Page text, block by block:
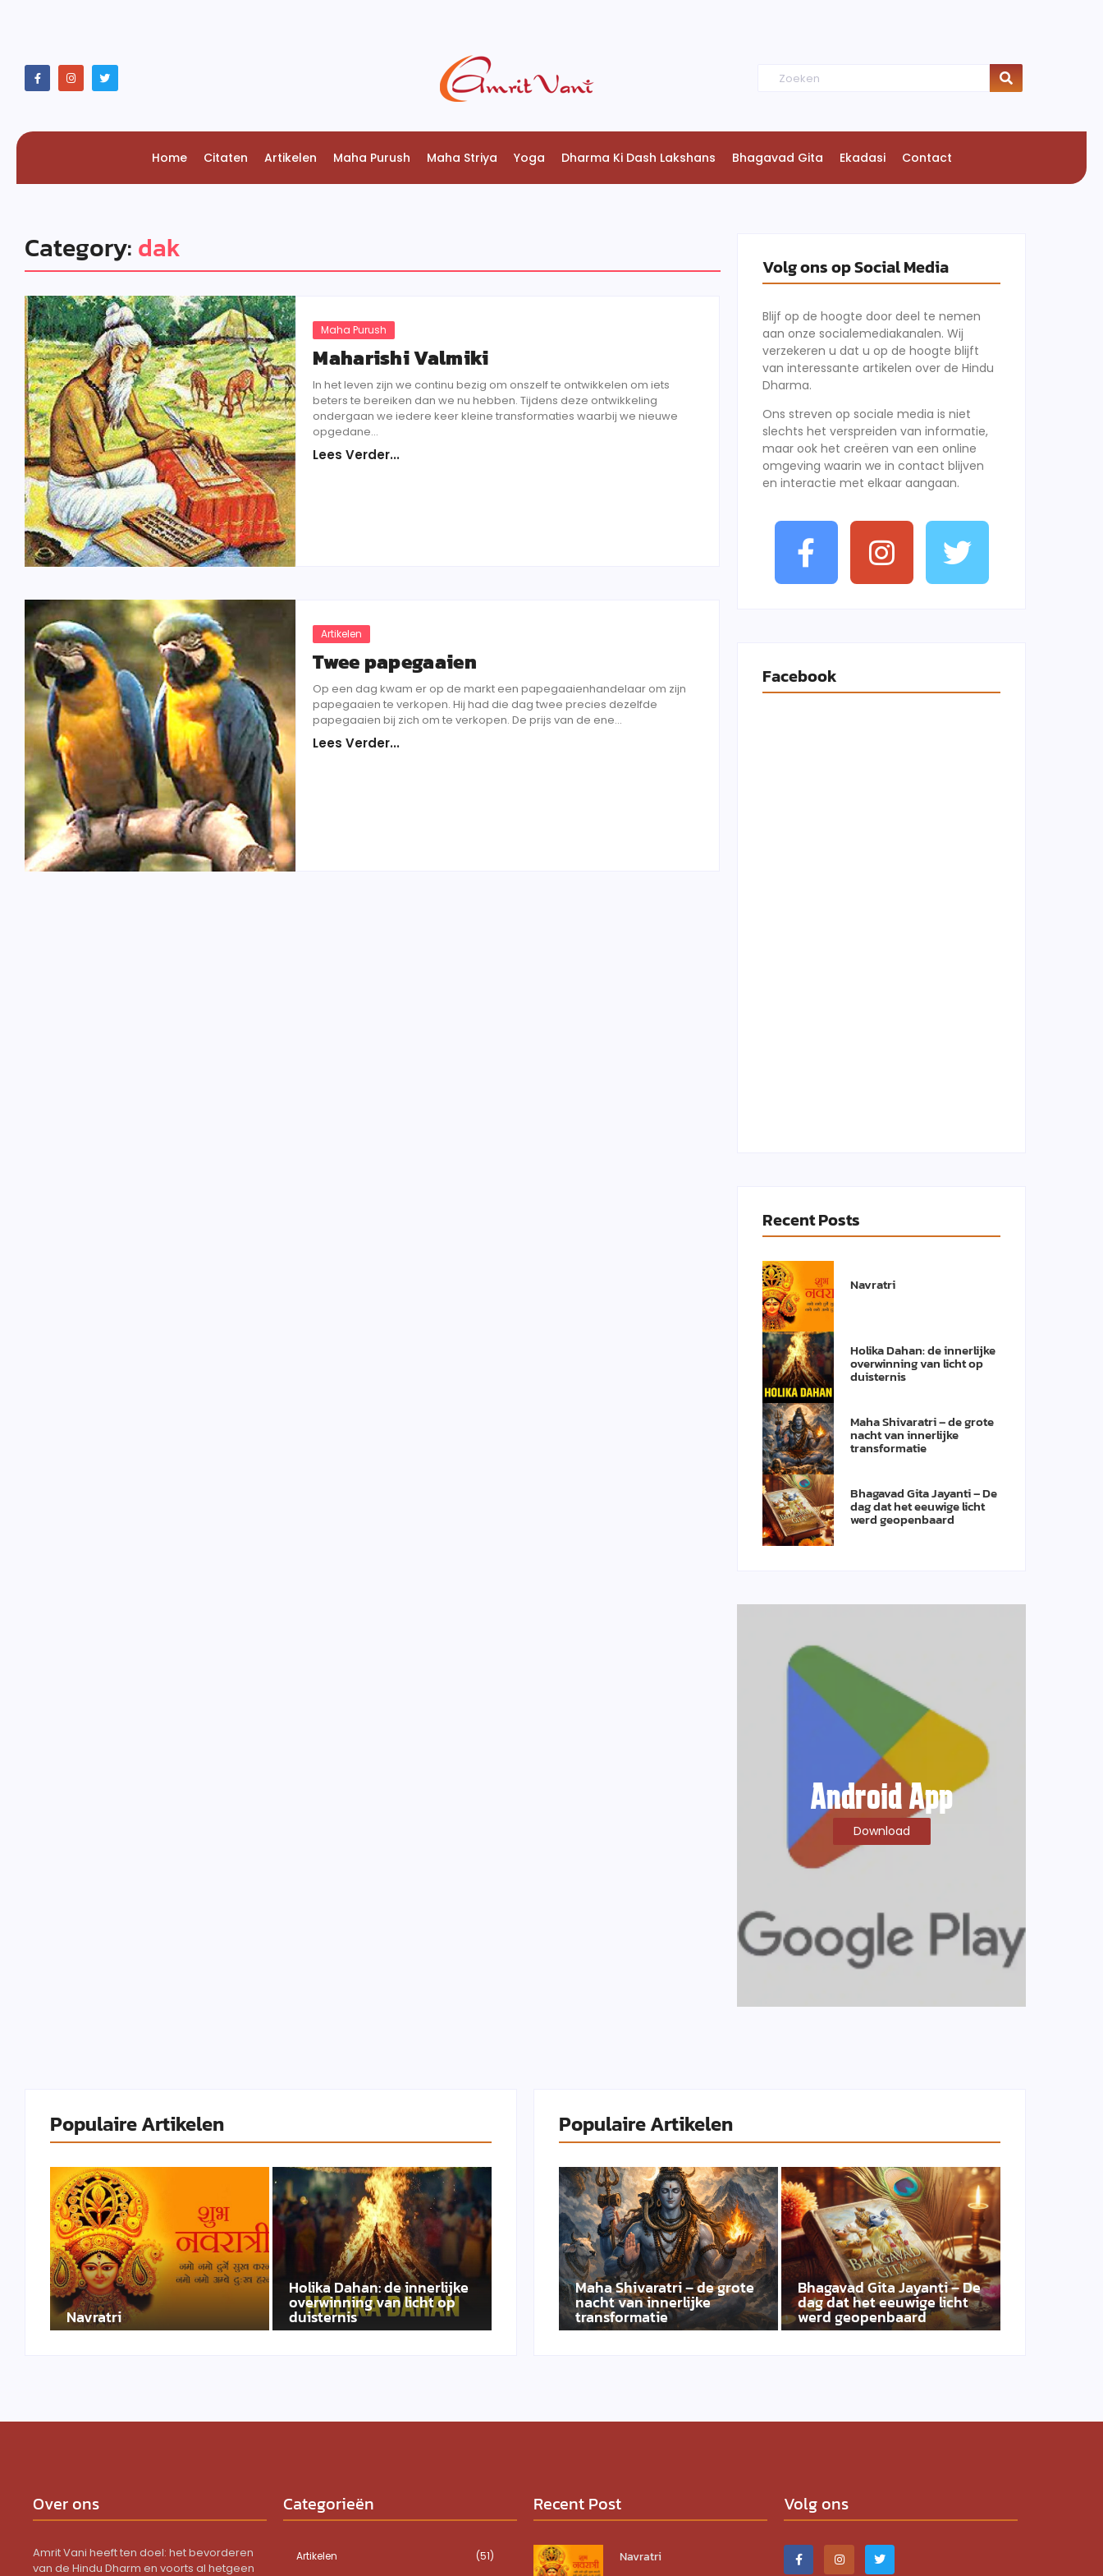
Home Citaten Artikelen Maha Purush Maha Striya Yoga Dharma Ki Dash Lakshans Bhagavad Gita Ekadasi Contact
Category: dak
Maha Purush
Maharishi Valmiki
In het leven zijn we continu bezig om onszelf te ontwikkelen om iets
beters te bereiken dan we nu hebben. Tijdens deze ontwikkeling
ondergaan we iedere keer kleine transformaties waarbij we nieuwe
opgedane...
Lees Verder...
Artikelen
Twee papegaaien
Op een dag kwam er op de markt een papegaaienhandelaar om zijn
papegaaien te verkopen. Hij had die dag twee precies dezelfde
papegaaien bij zich om te verkopen. De prijs van de ene...
Lees Verder...
Volg ons op Social Media
Blijf op de hoogte door deel te nemen
aan onze socialemediakanalen. Wij
verzekeren u dat u op de hoogte blijft
van interessante artikelen over de Hindu
Dharma.
Ons streven op sociale media is niet
slechts het verspreiden van informatie,
maar ook het creëren van een online
omgeving waarin we in contact blijven
en interactie met elkaar aangaan.
Facebook
Recent Posts
Navratri
Holika Dahan: de innerlijke
overwinning van licht op
duisternis
Maha Shivaratri – de grote
nacht van innerlijke
transformatie
Bhagavad Gita Jayanti – De
dag dat het eeuwige licht
werd geopenbaard
Android App
Download
Populaire Artikelen
Navratri
Holika Dahan: de innerlijke
overwinning van licht op
duisternis
Populaire Artikelen
Maha Shivaratri – de grote
nacht van innerlijke
transformatie
Bhagavad Gita Jayanti – De
dag dat het eeuwige licht
werd geopenbaard
Over ons
Amrit Vani heeft ten doel: het bevorderen
van de Hindu Dharm en voorts al hetgeen
Categorieën
Artikelen (51)
Recent Post
Navratri
Volg ons